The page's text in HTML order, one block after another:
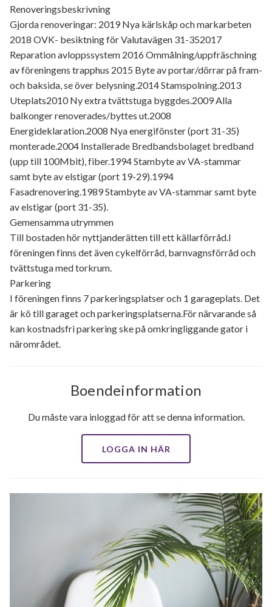
Renoveringsbeskrivning
Gjorda renoveringar: 2019 Nya kärlskåp och markarbeten
2018 OVK- besiktning för Valutavägen 31-352017
Reparation avloppssystem 2016 Ommålning/uppfräschning
av föreningens trapphus 2015 Byte av portar/dörrar på fram-
och baksida, se över belysning.2014 Stamspolning.2013
Uteplats2010 Ny extra tvättstuga byggdes.2009 Alla
balkonger renoverades/byttes ut.2008
Energideklaration.2008 Nya energifönster (port 31-35)
monterade.2004 Installerade Bredbandsbolaget bredband
(upp till 100Mbit), fiber.1994 Stambyte av VA-stammar
samt byte av elstigar (port 19-29).1994
Fasadrenovering.1989 Stambyte av VA-stammar samt byte
av elstigar (port 31-35).
Gemensamma utrymmen
Till bostaden hör nyttjanderätten till ett källarförråd.I
föreningen finns det även cykelförråd, barnvagnsförråd och
tvättstuga med torkrum.
Parkering
I föreningen finns 7 parkeringsplatser och 1 garageplats. Det
är kö till garaget och parkeringsplatserna.För närvarande så
kan kostnadsfri parkering ske på omkringliggande gator i
närområdet.
Boendeinformation
Du måste vara inloggad för att se denna information.
LOGGA IN HÄR